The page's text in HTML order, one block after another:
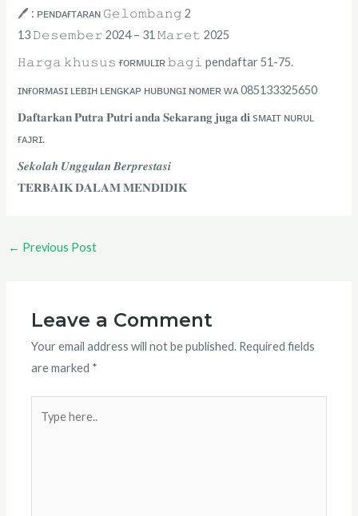
🖊️ : ᴘᴇɴᴅᴀғᴛᴀʀᴀɴ 𝙶𝚎𝚕𝚘𝚖𝚋𝚊𝚗𝚐 2
13 𝙳𝚎𝚜𝚎𝚖𝚋𝚎𝚛 2024 – 31 𝙼𝚊𝚛𝚎𝚝 2025
𝙷𝚊𝚛𝚐𝚊 𝚔𝚑𝚞𝚜𝚞𝚜 ғᴏʀᴍᴜʟɪʀ 𝚋𝚊𝚐𝚒 pendaftar 51-75.
ɪɴғᴏʀᴍᴀsɪ ʟᴇʙɪʜ ʟᴇɴɢᴋᴀᴘ ʜᴜʙᴜɴɢɪ ɴᴏᴍᴇʀ ᴡᴀ 085133325650
𝐃𝐚𝐟𝐭𝐚𝐫𝐤𝐚𝐧 𝐏𝐮𝐭𝐫𝐚 𝐏𝐮𝐭𝐫𝐢 𝐚𝐧𝐝𝐚 𝐒𝐞𝐤𝐚𝐫𝐚𝐧𝐠 𝐣𝐮𝐠𝐚 𝐝𝐢 sᴍᴀɪᴛ ɴᴜʀᴜʟ
ғᴀᴊʀɪ.
𝑺𝒆𝒌𝒐𝒍𝒂𝒉 𝑼𝒏𝒈𝒈𝒖𝒍𝒂𝒏 𝑩𝒆𝒓𝒑𝒓𝒆𝒔𝒕𝒂𝒔𝒊
𝐓𝐄𝐑𝐁𝐀𝐈𝐊 𝐃𝐀𝐋𝐀𝐌 𝐌𝐄𝐍𝐃𝐈𝐃𝐈𝐊
← Previous Post
Leave a Comment
Your email address will not be published. Required fields
are marked *
here..